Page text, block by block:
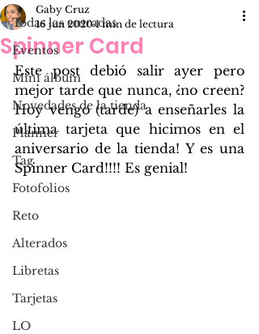
Todas las entradas
Eventos
Mini álbum
Novedades de la tienda
Planner
Tag
Fotofolios
Reto
Alterados
Libretas
Tarjetas
LO
Spinner Card
Gaby Cruz
16 jun 2020 1 min de lectura
Este post debió salir ayer pero
mejor tarde que nunca, ¿no creen?
Hoy vengo (tarde) a enseñarles la
última tarjeta que hicimos en el
aniversario de la tienda! Y es una
Spinner Card!!!! Es genial!